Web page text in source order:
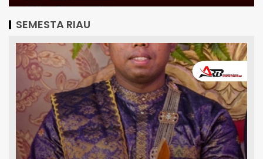
SEMESTA RIAU